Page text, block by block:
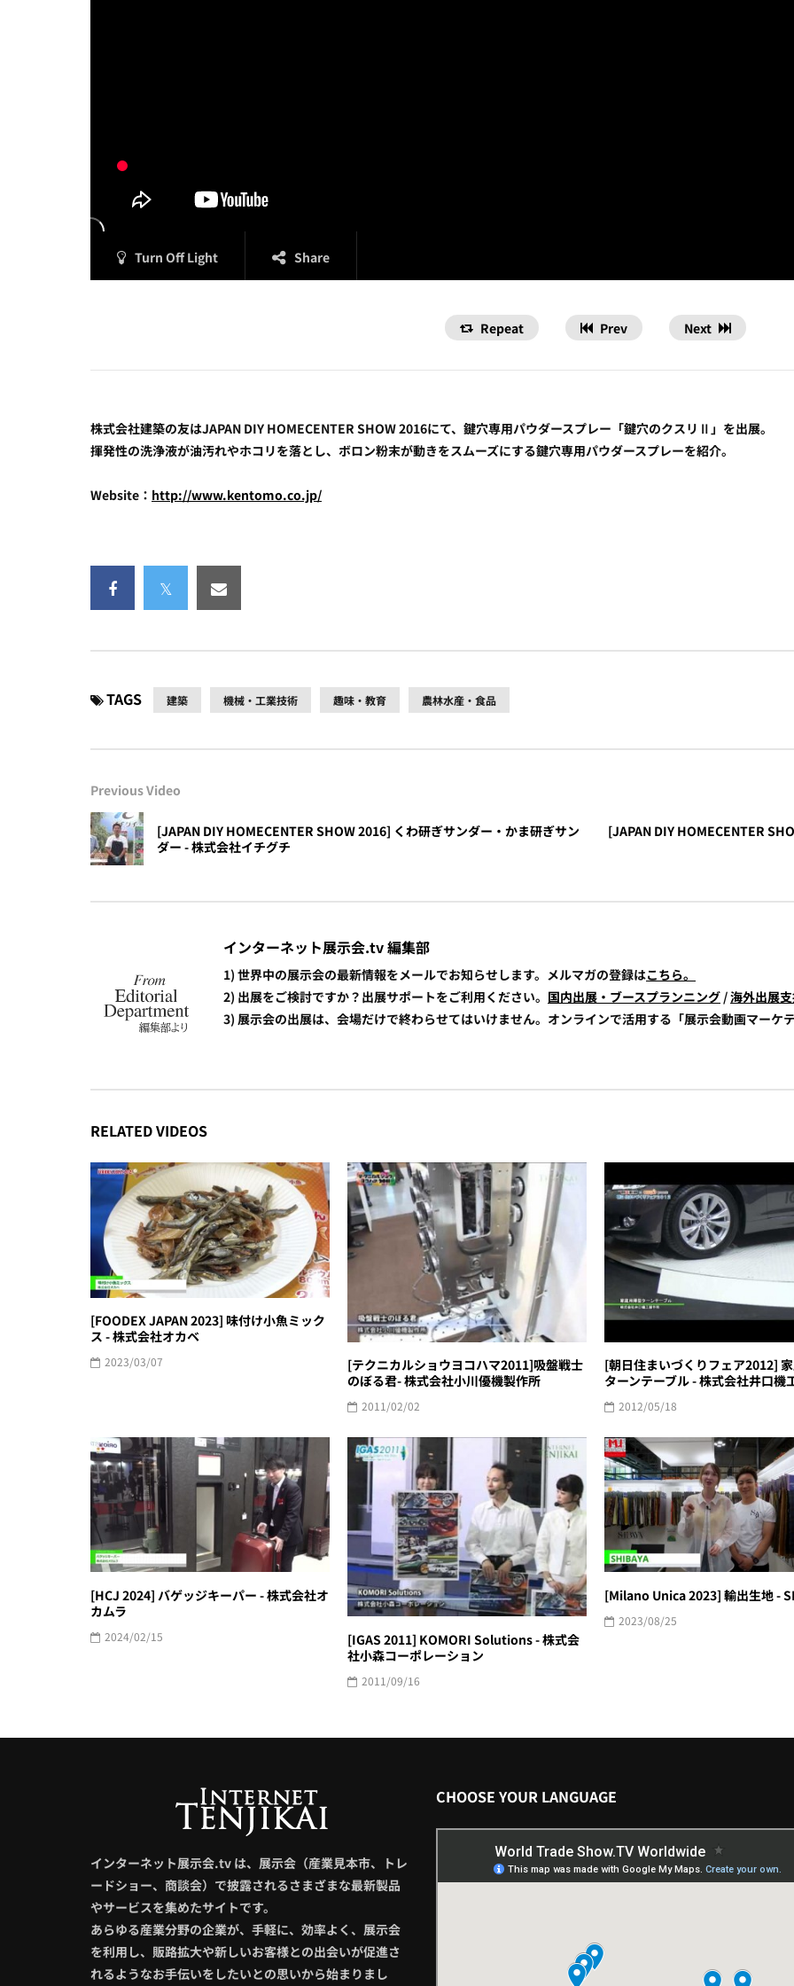
Turn Off Light Share
Repeat Prev Next
株式会社建築の友はJAPAN DIY HOMECENTER SHOW 2016にて、鍵穴専用パウダースプレー「鍵穴のクスリⅡ」を出展。
揮発性の洗浄液が油汚れやホコリを落とし、ボロン粉末が動きをスムーズにする鍵穴専用パウダースプレーを紹介。
Website： http://www.kentomo.co.jp/
TAGS 建築 機械・工業技術 趣味・教育 農林水産・食品
Previous Video
[JAPAN DIY HOMECENTER SHOW 2016] くわ研ぎサンダー・かま研ぎサン
ダー - 株式会社イチグチ
[JAPAN DIY HOMECENTER
インターネット展示会.tv 編集部
1) 世界中の展示会の最新情報をメールでお知らせします。メルマガの登録はこちら。
2) 出展をご検討ですか？出展サポートをご利用ください。 国内出展・ブースプランニング /海外出展
3) 展示会の出展は、会場だけで終わらせてはいけません。オンラインで活用する「展示会動画マーケ
RELATED VIDEOS
[FOODEX JAPAN 2023] 味付け小魚ミック
ス - 株式会社オカベ
2023/03/07
[テクニカルショウヨコハマ2011]吸盤戦士
のぼる君- 株式会社小川優機製作所
2011/02/02
[朝日住まいづくりフェア2012]
ターンテーブル - 株式会社井口機
2012/05/18
[HCJ 2024] バゲッジキーパー - 株式会社オ
カムラ
2024/02/15
[IGAS 2011] KOMORI Solutions - 株式会
社小森コーポレーション
2011/09/16
[Milano Unica 2023] 輸出生地 -
2023/08/25
インターネット展示会.tv は、展示会（産業見本市、トレ
ードショー、商談会）で披露されるさまざまな最新製品
やサービスを集めたサイトです。
あらゆる産業分野の企業が、手軽に、効率よく、展示会
を利用し、販路拡大や新しいお客様との出会いが促進さ
れるようなお手伝いをしたいとの思いから始まりまし
CHOOSE YOUR LANGUAGE